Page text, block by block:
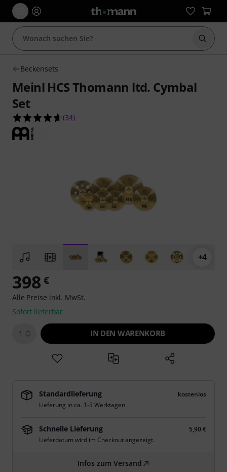
Suche
Beckensets
Meinl HCS Thomann ltd. Cymbal
Set
4.6 von 5 Sternen aus 34 Kundenbewertungen
(34)
+4
398 €
Alle Preise inkl. MwSt.
Sofort lieferbar
1 IN DEN WARENKORB
Standardlieferung
kostenlos
Lieferung in ca. 1-3 Werktagen
Schnelle Lieferung
5,90 €
Lieferdatum wird im Checkout angezeigt.
Infos zum Versand